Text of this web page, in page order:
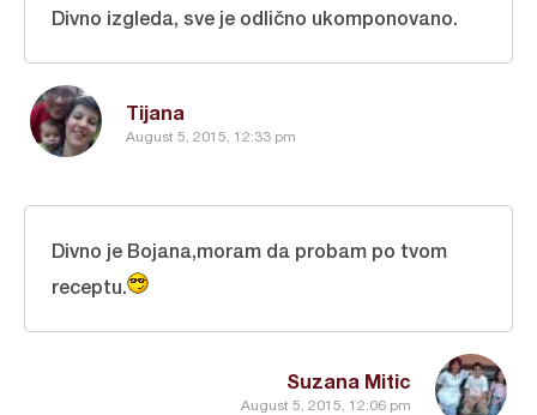
Tijana
August 5, 2015, 12:33 pm
Divno izgleda, sve je odlično ukomponovano.
Suzana Mitic
August 5, 2015, 12:06 pm
Divno je Bojana,moram da probam po tvom
receptu.